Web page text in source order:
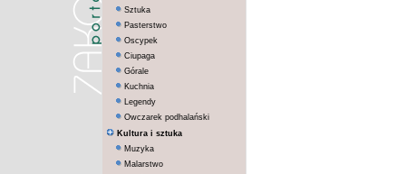
Sztuka
Pasterstwo
Oscypek
Ciupaga
Górale
Kuchnia
Legendy
Owczarek podhalański
Kultura i sztuka
Muzyka
Malarstwo